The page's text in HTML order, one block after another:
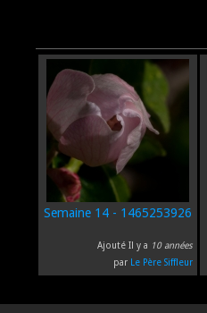
Semaine 14 - 1465253926
Ajouté Il y a 10 années
par Le Père Siffleur